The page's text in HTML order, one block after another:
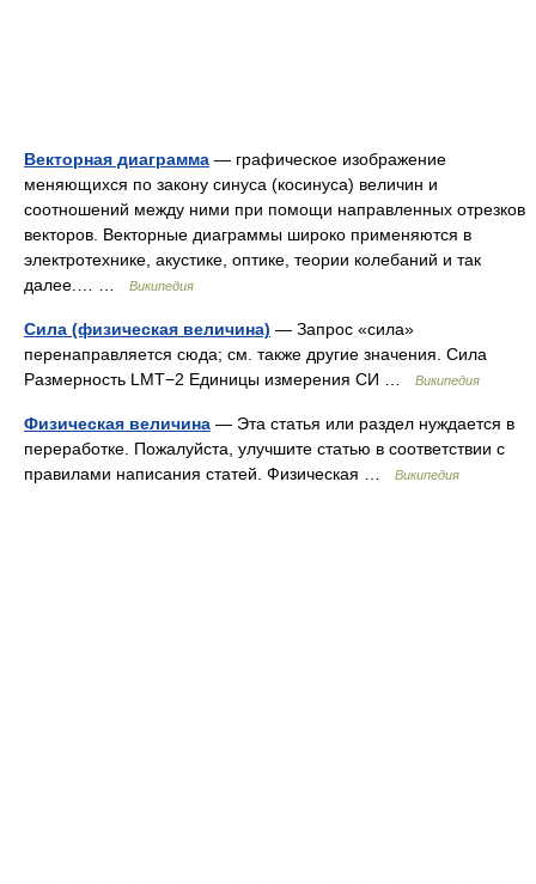
Векторная диаграмма — графическое изображение
меняющихся по закону синуса (косинуса) величин и
соотношений между ними при помощи направленных отрезков
векторов. Векторные диаграммы широко применяются в
электротехнике, акустике, оптике, теории колебаний и так
далее.… …
Википедия
Сила (физическая величина) — Запрос «сила»
перенаправляется сюда; см. также другие значения. Сила
Размерность LMT−2 Единицы измерения СИ …
Википедия
Физическая величина — Эта статья или раздел нуждается в
переработке. Пожалуйста, улучшите статью в соответствии с
правилами написания статей. Физическая …
Википедия